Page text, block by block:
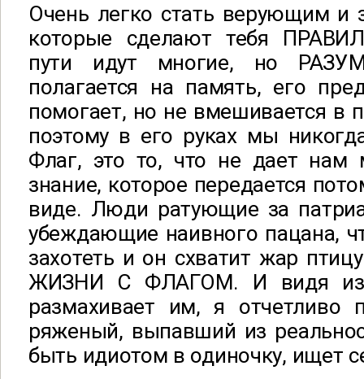
Очень легко стать верующим и
которые сделают тебя
пути идут многие, но
полагается на память, его
помогает, но не вмешивается в
поэтому в его руках мы
Флаг, это то, что не дает нам
знание, которое передается
виде. Люди ратующие за
убеждающие наивного пацана,
захотеть и он схватит жар
ЖИЗНИ С ФЛАГОМ. И видя
размахивает им, я отчетливо
ряженый, выпавший из
быть идиотом в одиночку, ищет